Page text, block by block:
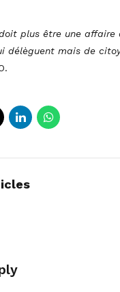
plus être une affaire
délèguent mais de